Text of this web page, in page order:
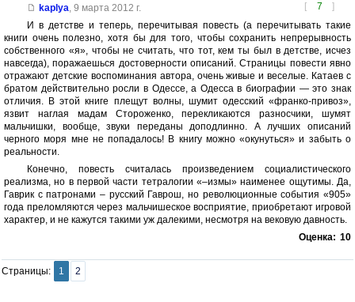
[ 7 ]
kaplya, 9 марта 2012 г.
И в детстве и теперь, перечитывая повесть (а перечитывать такие
книги очень полезно, хотя бы для того, чтобы сохранить непрерывность
собственного «я», чтобы не считать, что тот, кем ты был в детстве, исчез
навсегда), поражаешься достоверности описаний. Страницы повести явно
отражают детские воспоминания автора, очень живые и веселые. Катаев с
братом действительно росли в Одессе, а Одесса в биографии — это знак
отличия. В этой книге плещут волны, шумит одесский «франко-привоз»,
язвит наглая мадам Стороженко, перекликаются разносчики, шумят
мальчишки, вообще, звуки переданы доподлинно. А лучших описаний
черного моря мне не попадалось! В книгу можно «окунуться» и забыть о
реальности.
Конечно, повесть считалась произведением социалистического
реализма, но в первой части тетралогии «–измы» наименее ощутимы. Да,
Гаврик с патронами – русский Гаврош, но революционные события «905»
года преломляются через мальчишеское восприятие, приобретают игровой
характер, и не кажутся такими уж далекими, несмотря на вековую давность.
Оценка: 10
Страницы: 1 2